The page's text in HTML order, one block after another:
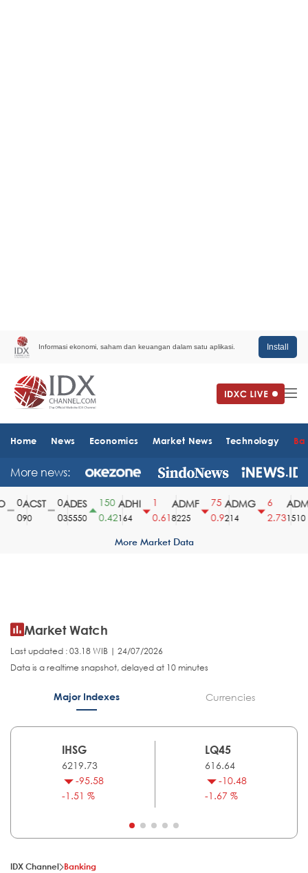
Informasi ekonomi, saham dan keuangan dalam satu aplikasi. Install
Home News Economics Market News Technology
More news:
ACST
90
ADES
35550
150
0.42
ADHI
164
0.61
ADMF
8225
75
0.9
ADMG
214
2.73
ADMR
1510
More Market Data
Market Watch
Last updated : 03.18 WIB | 24/07/2026
Data is a realtime snapshot, delayed at 10 minutes
Major Indexes Currencies
IHSG
6219.73
-95.58
-1.51 %
LQ45
616.64
-10.48
-1.67 %
IDX Channel Banking